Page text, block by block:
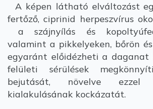
A képen látható elváltozást
fertőző, ciprinid herpeszvírus
a szájnyílás és
valamint a pikkelyeken, bőrön
egyaránt előidézheti a daganat
felületi sérülések
bejutását, növelve
kialakulásának kockázatát.